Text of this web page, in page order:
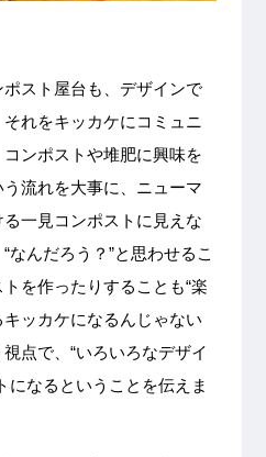
ポスト屋台も、デザインで
れをキッカケにコミュニ
ンポストや堆肥に興味を
流れを大事に、ニューマ
一見コンポストに見えな
なんだろう？”と思わせるこ
を作ったりすることも“楽
キッカケになるんじゃない
点で、“いろいろなデザイ
になるということを伝えま